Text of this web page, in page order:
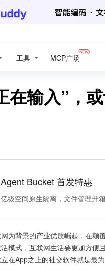
工具 MCP广场
在输入”，
Agent Bucket 首发特惠
亿级空间原生隔离，文件管理开
为背景的产业优质崛起，在颠
模式，互联网生活要更加方便
在App之上的社交软件就是最为